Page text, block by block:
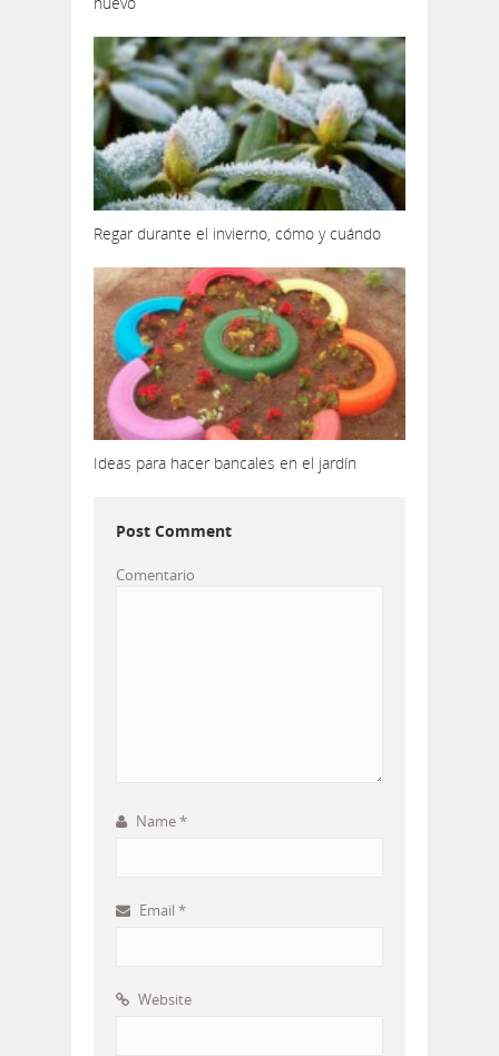
Regar durante el invierno, cómo y cuándo
Ideas para hacer bancales en el jardín
Post Comment
Comentario
Name*
Email *
Website